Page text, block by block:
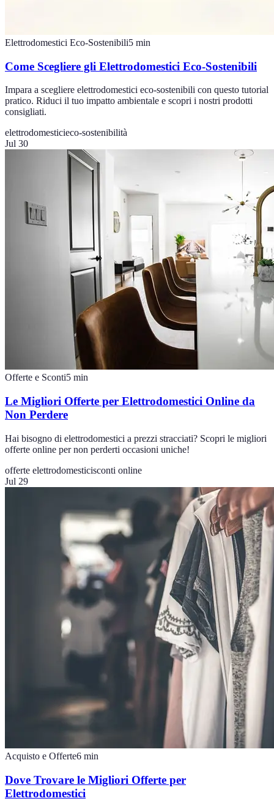
Elettrodomestici Eco-Sostenibili5 min
Come Scegliere gli Elettrodomestici Eco-Sostenibili
Impara a scegliere elettrodomestici eco-sostenibili con questo tutorial
pratico. Riduci il tuo impatto ambientale e scopri i nostri prodotti
consigliati.
elettrodomesticieco-sostenibilità
Jul 30
Offerte e Sconti5 min
Le Migliori Offerte per Elettrodomestici Online da
Non Perdere
Hai bisogno di elettrodomestici a prezzi stracciati? Scopri le migliori
offerte online per non perderti occasioni uniche!
offerte elettrodomesticisconti online
Jul 29
Acquisto e Offerte6 min
Dove Trovare le Migliori Offerte per
Elettrodomestici